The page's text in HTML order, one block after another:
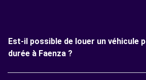
Est-il possible de louer un véhicule
durée à Faenza ?